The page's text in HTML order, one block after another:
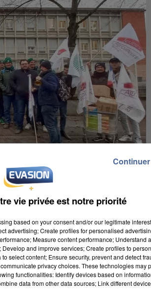
ce 20 janvier 2026 alors que les
Une cinquantaine de membres
vie privée est notre priorité
based on your consent and/or our legitimate
advertising; Create profiles for personalised
Measure content performance; Understand
and improve services; Create profiles to
select content; Ensure security, prevent and detect
privacy choices. These technologies may
functionalities: Identify devices based on
data from other data sources; Link different